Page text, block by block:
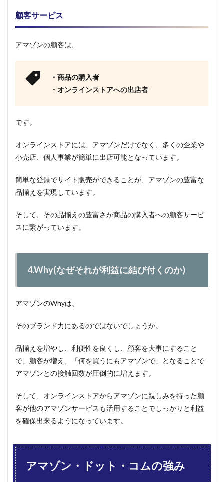
顧客サービス
アマゾンの顧客は、
・商品の購入者
・オンラインストアへの出店者
です。
オンラインストアには、アマゾンだけでなく、多くの企業や
小売店、個人事業が簡単に出店可能となっています。
簡単な登録でサイト販売ができることが、アマゾンの豊富な
品揃えを実現しています。
そして、その品揃えの豊富さが商品の購入者への顧客サービ
スに繋がっています。
4.Why(なぜそれが利益に結び付くのか)
アマゾンのWhyは、
そのブランド力にあるのではないでしょうか。
品揃えを増やし、利便性を良くし、顧客を大事にすること
で、顧客が増え、「何を買うにもアマゾンで」となることで
アマゾンとの接触回数が圧倒的に増えます。
そして、オンラインストアからアマゾンに親しみを持った顧
客が他のアマゾンサービスも活用することでしっかりと利益
を確保出来るようになっています。
アマゾン・ドット・コムの強み